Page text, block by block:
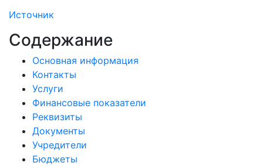
Источник
Содержание
Основная информация
Контакты
Услуги
Финансовые показатели
Реквизиты
Документы
Учредители
Бюджеты